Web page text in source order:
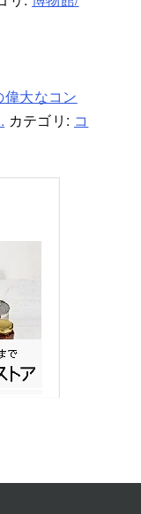
大なコン
カテゴリ: コ